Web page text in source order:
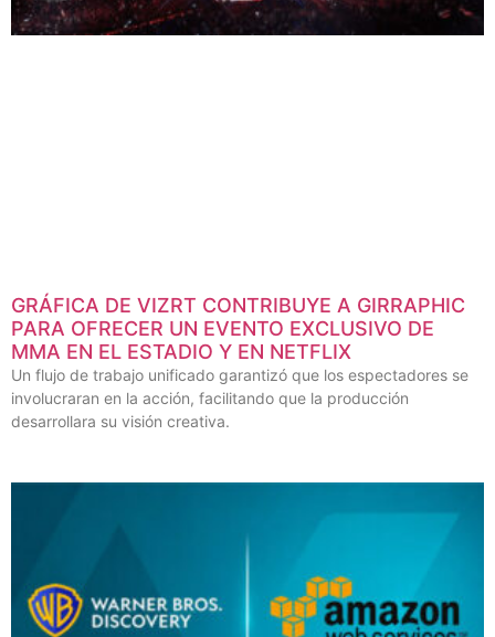
GRÁFICA DE VIZRT CONTRIBUYE A GIRRAPHIC
PARA OFRECER UN EVENTO EXCLUSIVO DE
MMA EN EL ESTADIO Y EN NETFLIX
Un flujo de trabajo unificado garantizó que los espectadores se
involucraran en la acción, facilitando que la producción
desarrollara su visión creativa.